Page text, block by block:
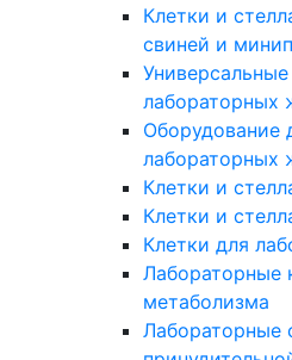
Клетки и
свиней и
лабораторных
Оборудование
лабораторных
Клетки и
Клетки и
Клетки для
Лабораторные
метаболизма
Лабораторные